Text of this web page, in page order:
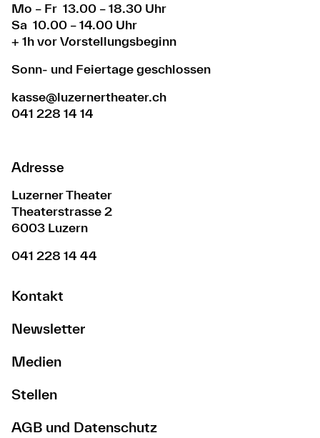
Mo – Fr 13.00 – 18.30 Uhr
Sa 10.00 – 14.00 Uhr
+ 1h vor Vorstellungsbeginn
Sonn- und Feiertage geschlossen
kasse@luzernertheater.ch
041 228 14 14
Adresse
Luzerner Theater
Theaterstrasse 2
6003 Luzern
041 228 14 44
Kontakt
Newsletter
Medien
Stellen
AGB und Datenschutz